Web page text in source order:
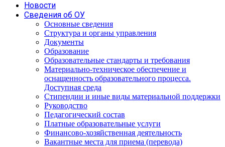
Новости
Сведения об ОУ
Основные сведения
Структура и органы управления
Документы
Образование
Образовательные стандарты и требования
Материально-техническое обеспечение и
оснащенность образовательного процесса.
Доступная среда
Стипендии и иные виды материальной поддержки
Руководство
Педагогический состав
Платные образовательные услуги
Финансово-хозяйственная деятельность
Вакантные места для приема (перевода)